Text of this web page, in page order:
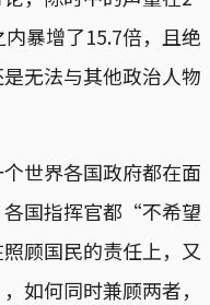
暴增了15.7倍，且绝
无法与其他政治人物
世界各国政府都在面
各国指挥官都“不希望
顾国民的责任上，又
如何同时兼顾两者，